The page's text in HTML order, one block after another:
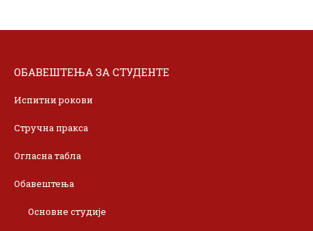
ОБАВЕШТЕЊА ЗА СТУДЕНТЕ
Испитни рокови
Стручна пракса
Огласна табла
Обавештења
Основне студије